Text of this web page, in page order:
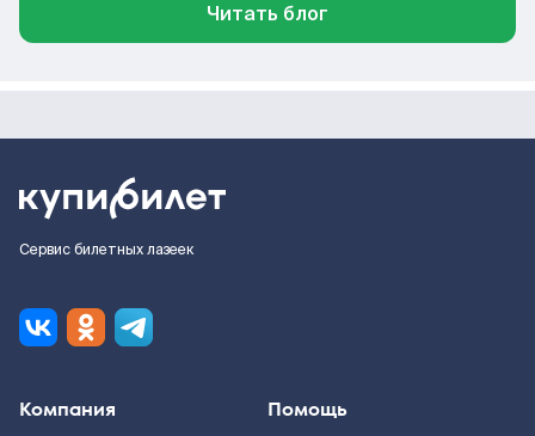
Читать блог
Сервис билетных лазеек
Компания Помощь